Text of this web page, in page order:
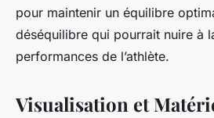
pour maintenir un équilibre
déséquilibre qui pourrait nuire à
performances de l’athlète.
Visualisation et